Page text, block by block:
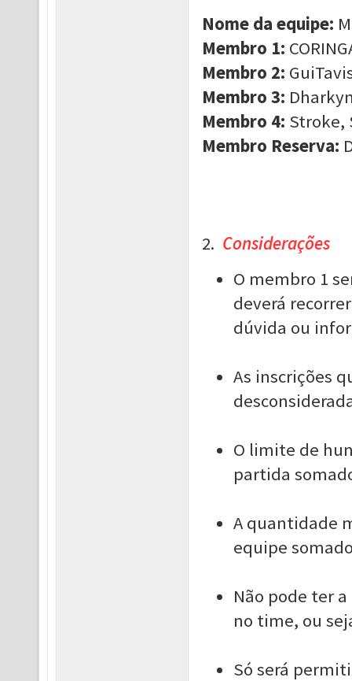
Nome da equipe:
Membro 1:
Membro 2:
Membro 3:
Membro 4: Stroke,
Membro Reserva:
2. Considerações
O membro 1
deverá
dúvida ou
As inscrições
O limite de
partida
A quantidade
equipe
Não pode ter
no time, ou
Só será